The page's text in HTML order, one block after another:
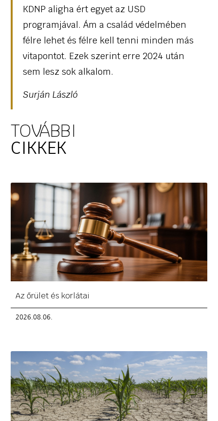
KDNP aligha ért egyet az USD
programjával. Ám a család védelmében
félre lehet és félre kell tenni minden más
vitapontot. Ezek szerint erre 2024 után
sem lesz sok alkalom.
Surján László
TOVÁBBI
CIKKEK
Az őrület és korlátai
2026.08.06.